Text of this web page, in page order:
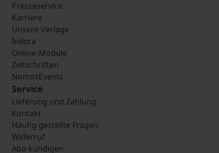
Presseservice
Karriere
Unsere Verlage
Inlibra
Online-Module
Zeitschriften
NomosEvents
Service
Lieferung und Zahlung
Kontakt
Häufig gestellte Fragen
Widerruf
Abo kündigen